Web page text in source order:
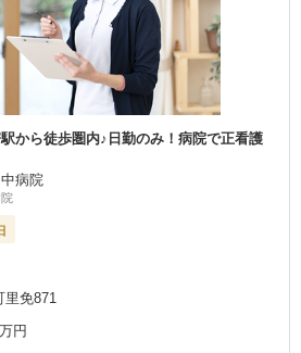
駅から徒歩圏内♪日勤のみ！病院で正看護
病院
里免871
円